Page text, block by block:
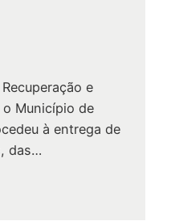
e
o Município de
à entrega de
das…